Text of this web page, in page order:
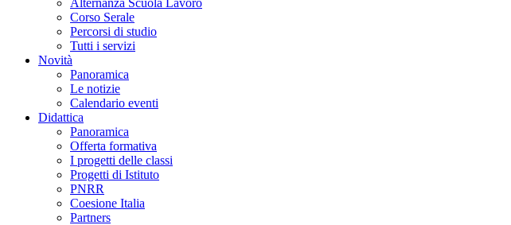
Alternanza Scuola Lavoro
Corso Serale
Percorsi di studio
Tutti i servizi
Novità
Panoramica
Le notizie
Calendario eventi
Didattica
Panoramica
Offerta formativa
I progetti delle classi
Progetti di Istituto
PNRR
Coesione Italia
Partners